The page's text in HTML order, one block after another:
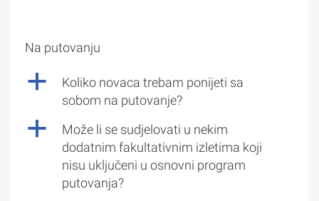
Na putovanju
a
Koliko novaca trebam ponijeti sa
sobom na putovanje?
a
Može li se sudjelovati u nekim
dodatnim fakultativnim izletima koji
nisu uključeni u osnovni program
putovanja?